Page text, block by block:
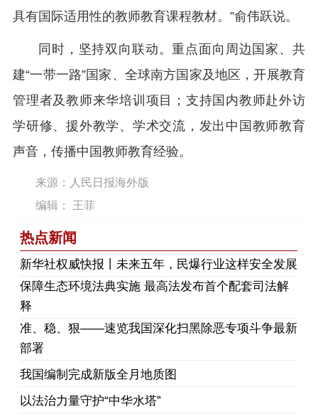
具有国际适用性的教师教育课程教材。”俞伟跃说。
同时，坚持双向联动。重点面向周边国家、共
建“一带一路”国家、全球南方国家及地区，开展教育
管理者及教师来华培训项目；支持国内教师赴外访
学研修、援外教学、学术交流，发出中国教师教育
声音，传播中国教师教育经验。
来源：人民日报海外版
编辑： 王菲
热点新闻
​新华社权威快报丨未来五年，民爆行业这样安全发展
保障生态环境法典实施 最高法发布首个配套司法解
释
​准、稳、狠——速览我国深化扫黑除恶专项斗争最新
部署
我国编制完成新版全月地质图
以法治力量守护“中华水塔”